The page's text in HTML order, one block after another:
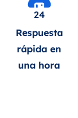
24
Respuesta
rápida en
una hora